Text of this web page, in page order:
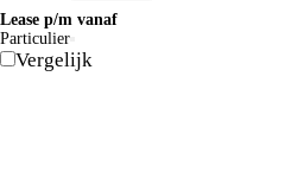
Lease p/m vanaf
Particulier
Vergelijk